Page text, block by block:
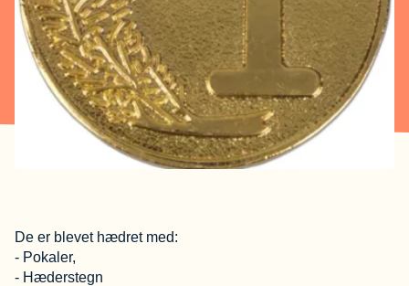
De er blevet hædret med:
- Pokaler,
- Hæderstegn